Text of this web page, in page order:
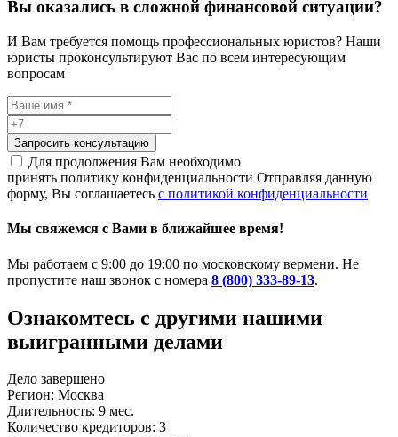
Вы оказались в сложной финансовой ситуации?
И Вам требуется помощь профессиональных юристов? Наши
юристы проконсультируют Вас по всем интересующим
вопросам
Запросить консультацию
Для продолжения Вам необходимо
принять политику конфиденциальности Отправляя данную
форму, Вы соглашаетесь с политикой конфиденциальности
Мы свяжемся с Вами в ближайшее время!
Мы работаем с 9:00 до 19:00 по московскому вермени. Не
пропустите наш звонок с номера 8 (800) 333-89-13.
Ознакомтесь c другими нашими
выигранными делами
Дело завершено
Регион: Москва
Длительность: 9 мес.
Количество кредиторов: 3